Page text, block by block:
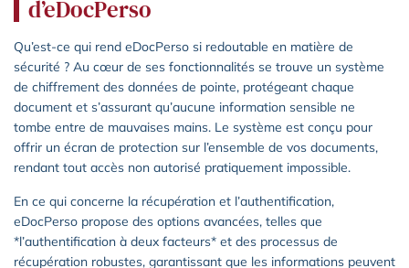
d’eDocPerso
Qu’est-ce qui rend eDocPerso si redoutable en matière de
sécurité ? Au cœur de ses fonctionnalités se trouve un système
de chiffrement des données de pointe, protégeant chaque
document et s’assurant qu’aucune information sensible ne
tombe entre de mauvaises mains. Le système est conçu pour
offrir un écran de protection sur l’ensemble de vos documents,
rendant tout accès non autorisé pratiquement impossible.
En ce qui concerne la récupération et l’authentification,
eDocPerso propose des options avancées, telles que
*l’authentification à deux facteurs* et des processus de
récupération robustes, garantissant que les informations peuvent